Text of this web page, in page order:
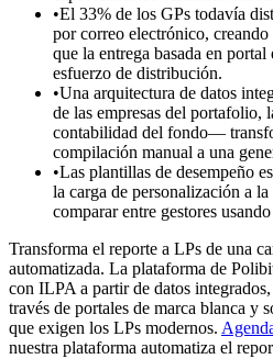
•El 33% de los GPs todavía
por correo electrónico,
que la entrega basada en
esfuerzo de distribución.
•Una arquitectura de datos
de las empresas del portafolio,
contabilidad del fondo—
compilación manual a una
•Las plantillas de desempeño
la carga de personalización a
comparar entre gestores
Transforma el reporte a LPs de una
automatizada. La plataforma de
con ILPA a partir de datos
través de portales de marca blanca y
que exigen los LPs modernos.
nuestra plataforma automatiza el